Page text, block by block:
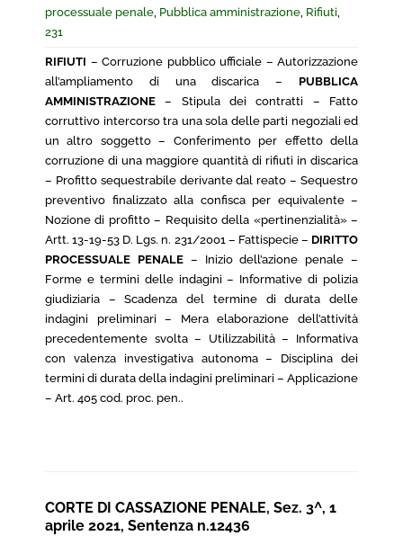
processuale penale, Pubblica amministrazione, Rifiuti,
231
RIFIUTI – Corruzione pubblico ufficiale – Autorizzazione
all’ampliamento di una discarica – PUBBLICA
AMMINISTRAZIONE – Stipula dei contratti – Fatto
corruttivo intercorso tra una sola delle parti negoziali ed
un altro soggetto – Conferimento per effetto della
corruzione di una maggiore quantità di rifiuti in discarica
– Profitto sequestrabile derivante dal reato – Sequestro
preventivo finalizzato alla confisca per equivalente –
Nozione di profitto – Requisito della «pertinenzialità» –
Artt. 13-19-53 D. Lgs. n. 231/2001 – Fattispecie – DIRITTO
PROCESSUALE PENALE– Inizio dell’azione penale –
Forme e termini delle indagini – Informative di polizia
giudiziaria – Scadenza del termine di durata delle
indagini preliminari – Mera elaborazione dell’attività
precedentemente svolta – Utilizzabilità – Informativa
con valenza investigativa autonoma – Disciplina dei
termini di durata della indagini preliminari – Applicazione
– Art. 405 cod. proc. pen..
CORTE DI CASSAZIONE PENALE, Sez. 3^, 1
aprile 2021, Sentenza n.12436